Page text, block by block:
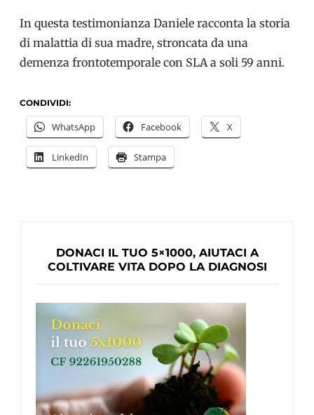
In questa testimonianza Daniele racconta la storia
di malattia di sua madre, stroncata da una
demenza frontotemporale con SLA a soli 59 anni.
CONDIVIDI:
WhatsApp Facebook X
LinkedIn Stampa
DONACI IL TUO 5×1000, AIUTACI A
COLTIVARE VITA DOPO LA DIAGNOSI